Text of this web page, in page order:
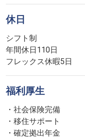
休日
シフト制
年間休日110日
フレックス休暇5日
福利厚生
・社会保険完備
・移住サポート
・確定拠出年金